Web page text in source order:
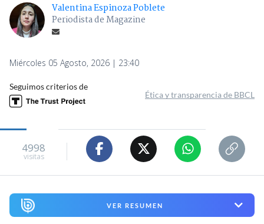
Valentina Espinoza Poblete
Periodista de Magazine
Miércoles 05 Agosto, 2026 | 23:40
Seguimos criterios de
Ética y transparencia de BBCL
4998
visitas
VER RESUMEN